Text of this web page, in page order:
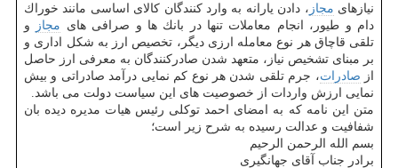
نیازهای مجاز ، دادن یارانه به وارد كنندگان كالای اساسی مانند خوراك
دام و طیور، انجام معاملات تنها در بانك ها و صرافی های مجاز
و
تلقی قاچاق هر نوع معامله ارزی دیگر، تخصیص ارز به شكل اداری و
بر مبنای تشخیص نیاز، متعهد شدن صادركنندگان به معرفی ارز حاصل
از صادرات، جرم تلقی شدن هر نوع كم نمایی درآمد صادراتی و بیش
نمایی ارزش واردات از خصوصیت های این سیاست دولت می باشد.
متن این نامه كه به امضای احمد توكلی رئیس هیات مدیره دیده بان
شفافیت و عدالت رسیده به شرح زیر است؛
بسم الله الرحمن الرحیم
برادر جناب آقای جهانگیری